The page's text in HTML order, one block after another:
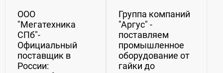
ООО
"Мегатехника
СПб"-
Официальный
поставщик в
России:
Группа компаний
"Аргус" -
поставляем
промышленное
оборудование от
гайки до